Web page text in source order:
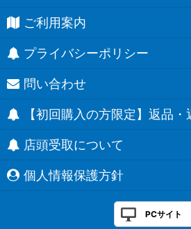
ご利用案内
プライバシーポリシー
問い合わせ
【初回購入の方限定】返品
店頭受取について
個人情報保護方針
PCサイト